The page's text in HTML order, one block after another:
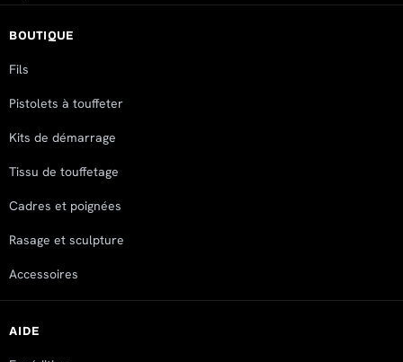
BOUTIQUE
Fils
Pistolets à touffeter
Kits de démarrage
Tissu de touffetage
Cadres et poignées
Rasage et sculpture
Accessoires
AIDE